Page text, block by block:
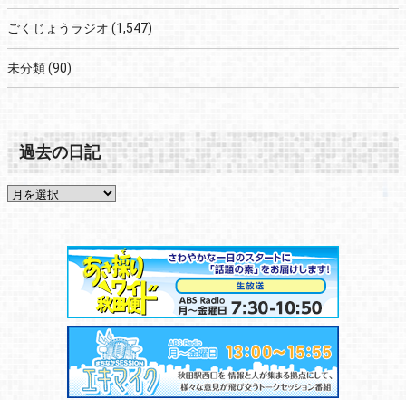
ごくじょうラジオ (1,547)
未分類(90)
過去の日記